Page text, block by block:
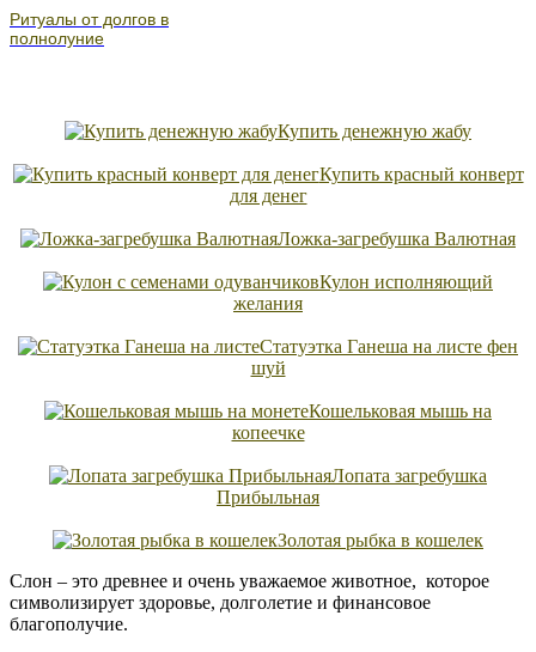
Ритуалы от долгов в
полнолуние
Купить денежную жабу
Купить красный конверт
для денег
Ложка-загребушка Валютная
Кулон исполняющий
желания
Статуэтка Ганеша на листе фен
шуй
Кошельковая мышь на
копеечке
Лопата загребушка
Прибыльная
Золотая рыбка в кошелек
Слон – это древнее и очень уважаемое животное, которое
символизирует здоровье, долголетие и финансовое
благополучие.